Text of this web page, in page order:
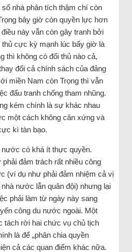
nhà phân tích thậm chí còn
bây giờ còn quyền lực hơn
này vẫn còn gây tranh bởi
thủ cực kỳ mạnh lúc bấy giờ là
thì không có đối thủ nào cả,
đổi cả chính sách của đảng
miền Nam còn Trọng thì vẫn
đấu tranh chống tham nhũng.
kém chính là sự khác nhau
một cách không cân xứng và
kì tàn bạo.
có khá ít thực quyền.
đảm trách rất nhiều công
(ví dụ như phải đảm nhiệm cả vị
nước lẫn quân đội) nhưng lại
phải làm từ ngày này sang
công du nước ngoài. Một
tách rời hai chức vụ chủ tịch
là để „phân chia quyền
cả các quan điểm khác nữa.